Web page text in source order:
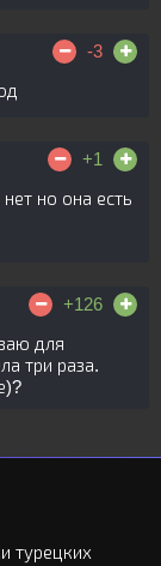
-3
+1
но она есть
+126
для
три раза.
турецких